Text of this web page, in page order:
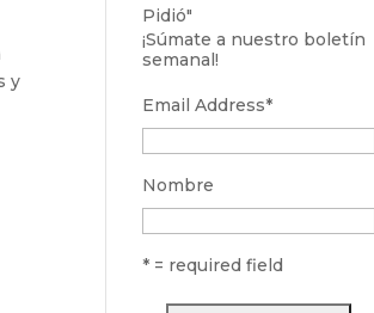
y
Pidió"
¡Súmate a nuestro boletín
semanal!
Email Address*
Nombre
* = required field